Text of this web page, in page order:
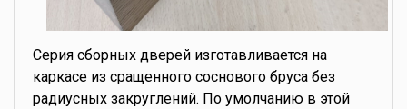
Серия сборных дверей изготавливается на
каркасе из сращенного соснового бруса без
радиусных закруглений. По умолчанию в этой